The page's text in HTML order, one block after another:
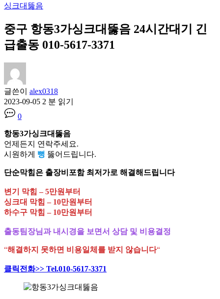
싱크대뚫음
중구 항동3가싱크대뚫음 24시간대기 긴
급출동 010-5617-3371
글쓴이 alex0318
2023-09-05 2 분 읽기
0
항동3가싱크대뚫음
언제든지 연락주세요.
시원하게 뻥 뚫어드립니다.
단순막힘은 출장비포함 최저가로 해결해드립니다
변기 막힘 – 5만원부터
싱크대 막힘 – 10만원부터
하수구 막힘 – 10만원부터
출동팀장님과 내시경을 보면서 상담 및 비용결정
“해결하지 못하면 비용일체를 받지 않습니다“
클릭전화>> Tel.010-5617-3371